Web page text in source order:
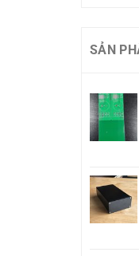
PANASONIC 3W 0.56R
SẢN